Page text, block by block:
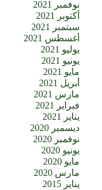
نوفمبر 2021
أكتوبر 2021
سبتمبر 2021
أغسطس 2021
يوليو 2021
يونيو 2021
مايو 2021
أبريل 2021
مارس 2021
فبراير 2021
يناير 2021
ديسمبر 2020
نوفمبر 2020
يونيو 2020
مايو 2020
مارس 2020
يناير 2015